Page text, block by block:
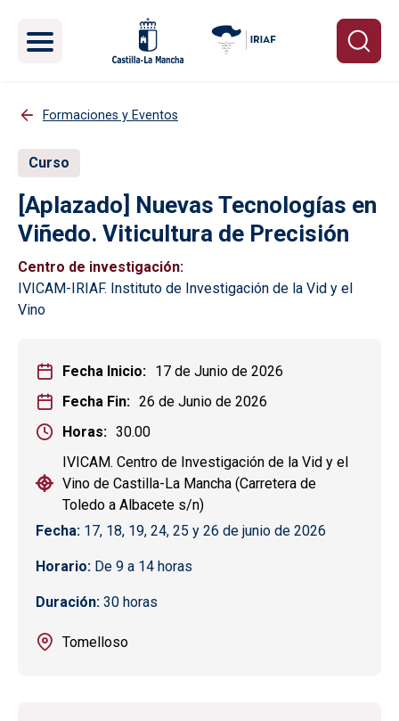
Formaciones y Eventos
Curso
[Aplazado] Nuevas Tecnologías en
Viñedo. Viticultura de Precisión
Centro de investigación
IVICAM-IRIAF. Instituto de Investigación de la Vid y el
Vino
Fecha Inicio
17 de Junio de 2026
Fecha Fin
26 de Junio de 2026
Horas
30.00
IVICAM. Centro de Investigación de la Vid y el
Vino de Castilla-La Mancha (Carretera de
Toledo a Albacete s/n)
Fecha: 17, 18, 19, 24, 25 y 26 de junio de 2026
Horario: De 9 a 14 horas
Duración: 30 horas
Tomelloso